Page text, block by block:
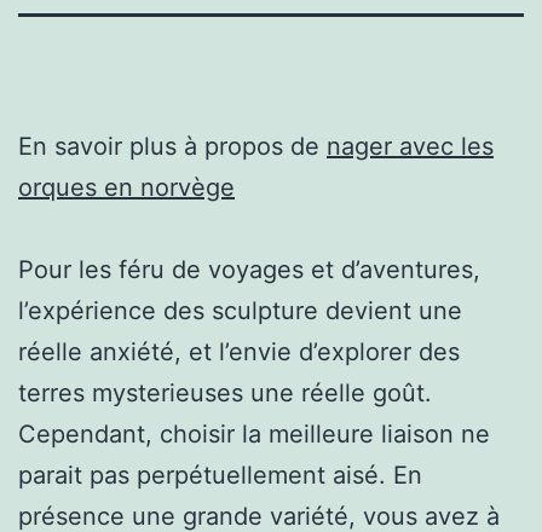
En savoir plus à propos de nager avec les
orques en norvège
Pour les féru de voyages et d’aventures,
l’expérience des sculpture devient une
réelle anxiété, et l’envie d’explorer des
terres mysterieuses une réelle goût.
Cependant, choisir la meilleure liaison ne
parait pas perpétuellement aisé. En
présence une grande variété, vous avez à